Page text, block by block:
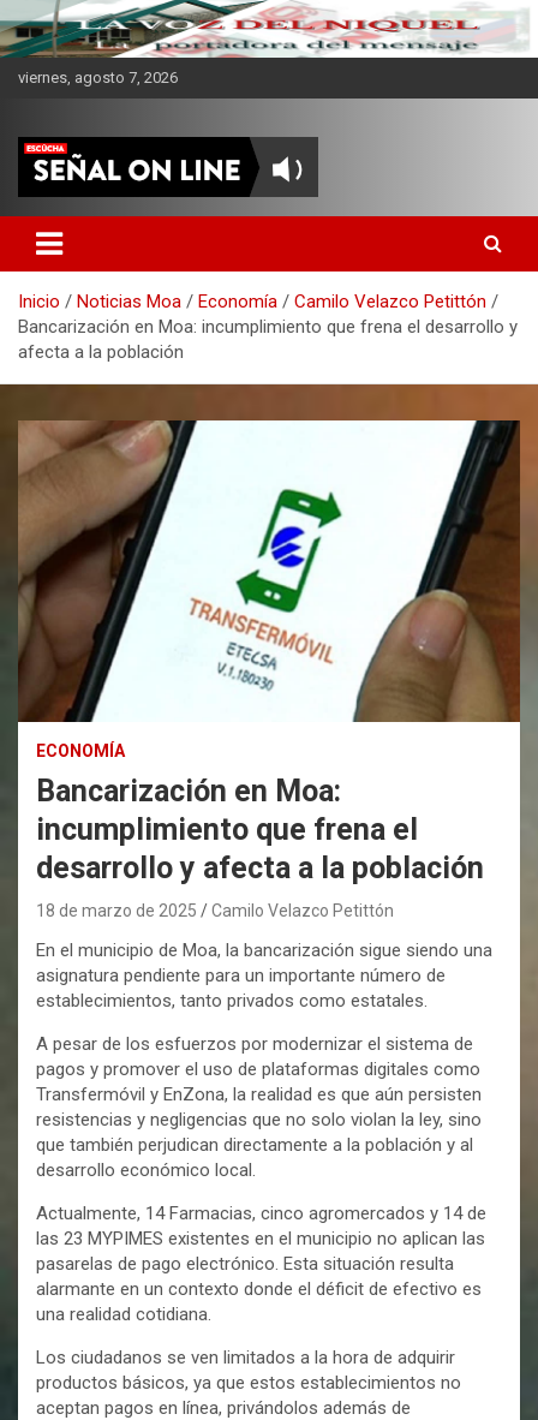
viernes, agosto 7, 2026
CMKV La Portadora del
Mensaje
Inicio Noticias Moa Economía
Camilo Velazco Petittón
Bancarización en Moa: incumplimiento que frena el desarrollo y
afecta a la población
ECONOMÍA
Bancarización en Moa:
incumplimiento que frena el
desarrollo y afecta a la población
18 de marzo de 2025 Camilo Velazco Petittón
En el municipio de Moa, la bancarización sigue siendo una
asignatura pendiente para un importante número de
establecimientos, tanto privados como estatales.
A pesar de los esfuerzos por modernizar el sistema de
pagos y promover el uso de plataformas digitales como
Transfermóvil y EnZona, la realidad es que aún persisten
resistencias y negligencias que no solo violan la ley, sino
que también perjudican directamente a la población y al
desarrollo económico local.
Actualmente, 14 Farmacias, cinco agromercados y 14 de
las 23 MYPIMES existentes en el municipio no aplican las
pasarelas de pago electrónico. Esta situación resulta
alarmante en un contexto donde el déficit de efectivo es
una realidad cotidiana.
Los ciudadanos se ven limitados a la hora de adquirir
productos básicos, ya que estos establecimientos no
aceptan pagos en línea, privándolos además de